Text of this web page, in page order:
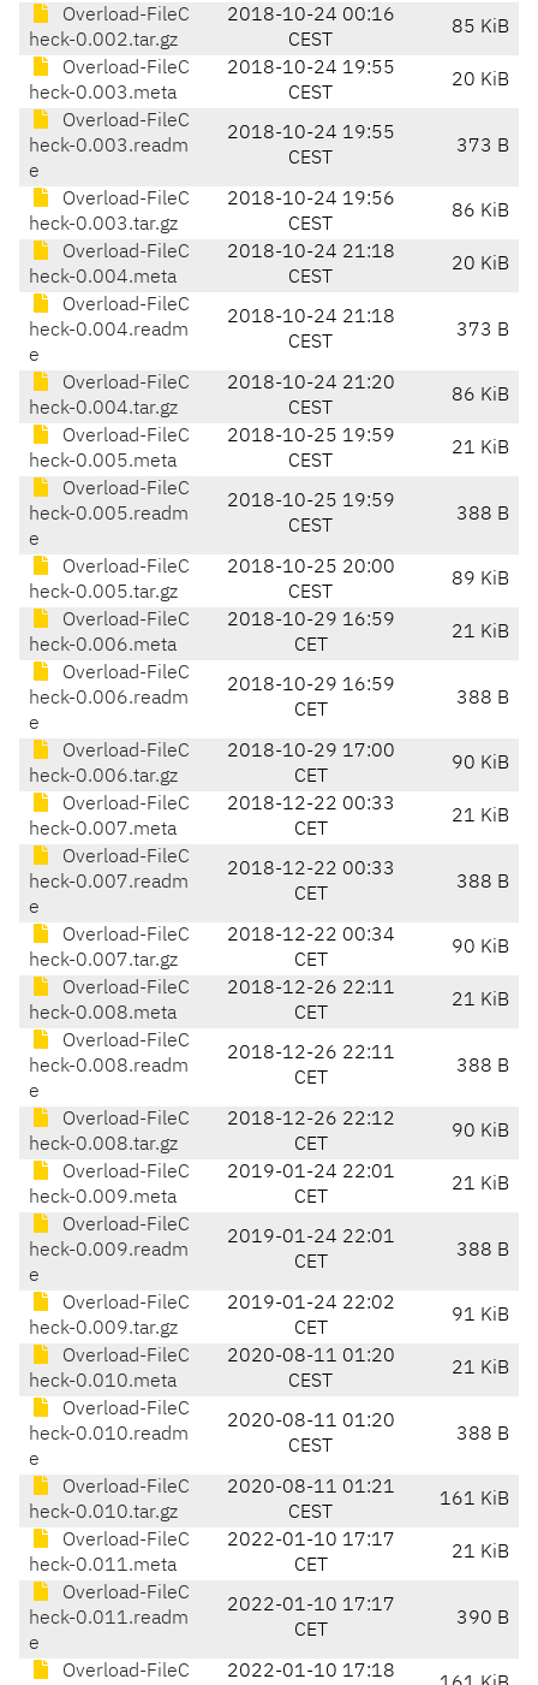
Overload-FileC
heck-0.002.tar.gz
2018-10-24 00:16
CEST
85 KiB
Overload-FileC
heck-0.003.meta
2018-10-24 19:55
CEST
20 KiB
Overload-FileC
heck-0.003.readm
e
2018-10-24 19:55
CEST
373 B
Overload-FileC
heck-0.003.tar.gz
2018-10-24 19:56
CEST
86 KiB
Overload-FileC
heck-0.004.meta
2018-10-24 21:18
CEST
20 KiB
Overload-FileC
heck-0.004.readm
e
2018-10-24 21:18
CEST
373 B
Overload-FileC
heck-0.004.tar.gz
2018-10-24 21:20
CEST
86 KiB
Overload-FileC
heck-0.005.meta
2018-10-25 19:59
CEST
21 KiB
Overload-FileC
heck-0.005.readm
e
2018-10-25 19:59
CEST
388 B
Overload-FileC
heck-0.005.tar.gz
2018-10-25 20:00
CEST
89 KiB
Overload-FileC
heck-0.006.meta
2018-10-29 16:59
CET
21 KiB
Overload-FileC
heck-0.006.readm
e
2018-10-29 16:59
CET
388 B
Overload-FileC
heck-0.006.tar.gz
2018-10-29 17:00
CET
90 KiB
Overload-FileC
heck-0.007.meta
2018-12-22 00:33
CET
21 KiB
Overload-FileC
heck-0.007.readm
e
2018-12-22 00:33
CET
388 B
Overload-FileC
heck-0.007.tar.gz
2018-12-22 00:34
CET
90 KiB
Overload-FileC
heck-0.008.meta
2018-12-26 22:11
CET
21 KiB
Overload-FileC
heck-0.008.readm
e
2018-12-26 22:11
CET
388 B
Overload-FileC
heck-0.008.tar.gz
2018-12-26 22:12
CET
90 KiB
Overload-FileC
heck-0.009.meta
2019-01-24 22:01
CET
21 KiB
Overload-FileC
heck-0.009.readm
e
2019-01-24 22:01
CET
388 B
Overload-FileC
heck-0.009.tar.gz
2019-01-24 22:02
CET
91 KiB
Overload-FileC
heck-0.010.meta
2020-08-11 01:20
CEST
21 KiB
Overload-FileC
heck-0.010.readm
e
2020-08-11 01:20
CEST
388 B
Overload-FileC
heck-0.010.tar.gz
2020-08-11 01:21
CEST
161 KiB
Overload-FileC
heck-0.011.meta
2022-01-10 17:17
CET
21 KiB
Overload-FileC
heck-0.011.readm
e
2022-01-10 17:17
CET
390 B
Overload-FileC 2022-01-10 17:18